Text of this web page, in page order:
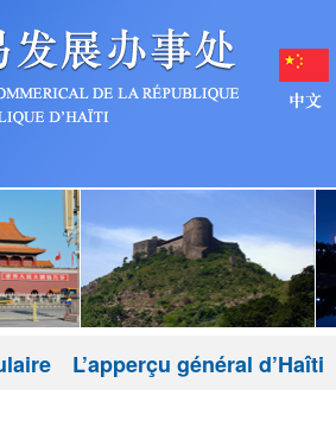
L’apperçu général d’Haîti